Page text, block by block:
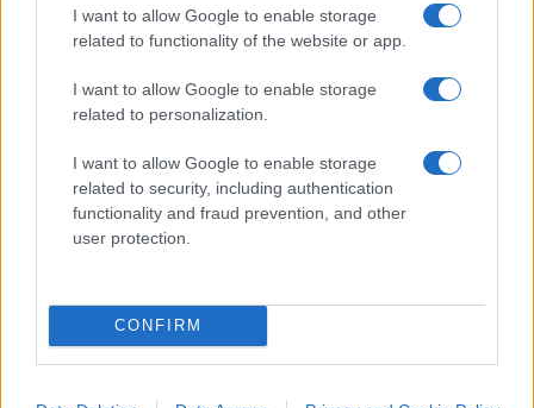
I want to allow Google to enable storage
related to functionality of the website or app.
I want to allow Google to enable storage
related to personalization.
I want to allow Google to enable storage
related to security, including authentication
functionality and fraud prevention, and other
user protection.
CONFIRM
11
Leggi i commenti
Vignetta del 04/08/2026